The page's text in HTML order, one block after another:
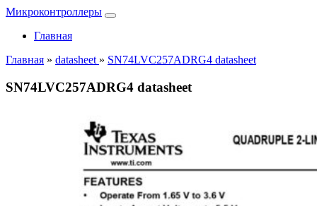
Микроконтроллеры
Главная
Главная » datasheet » SN74LVC257ADRG4 datasheet
SN74LVC257ADRG4 datasheet